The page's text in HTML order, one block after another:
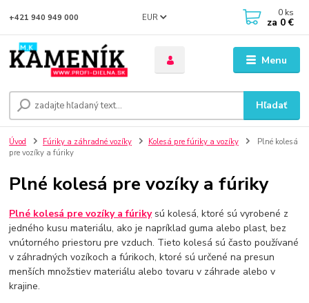
Menu
EUR
Hľadať
+421 940 949 000 0 ks
za 0 €
Úvod Fúriky a záhradné vozíky Kolesá pre fúriky a vozíky
Plné kolesá
pre vozíky a fúriky
Plné kolesá pre vozíky a fúriky
Plné kolesá pre vozíky a fúrikysú kolesá, ktoré sú vyrobené z
jedného kusu materiálu, ako je napríklad guma alebo plast, bez
vnútorného priestoru pre vzduch. Tieto kolesá sú často používané
v záhradných vozíkoch a fúrikoch, ktoré sú určené na presun
menších množstiev materiálu alebo tovaru v záhrade alebo v
krajine.